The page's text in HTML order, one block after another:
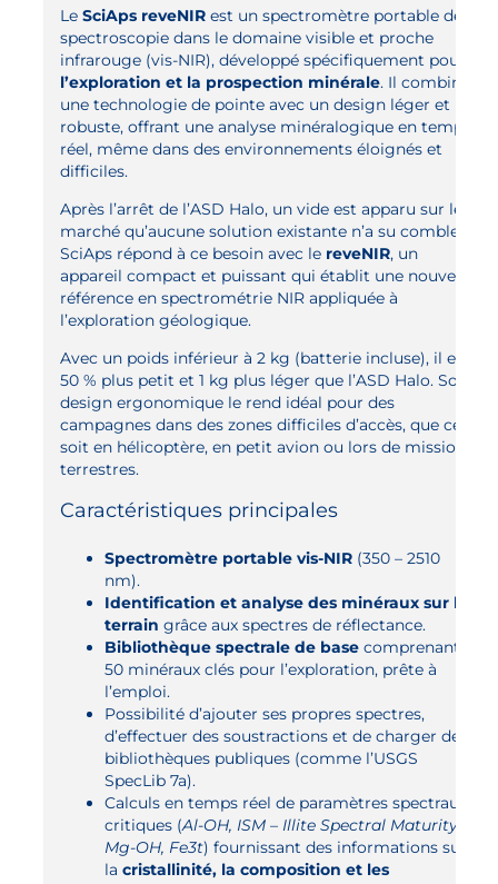
Le SciAps reveNIRest un spectromètre portable de
spectroscopie dans le domaine visible et proche
infrarouge (vis-NIR), développé spécifiquement pour
l’exploration et la prospection minérale. Il combine
une technologie de pointe avec un design léger et
robuste, offrant une analyse minéralogique en temps
réel, même dans des environnements éloignés et
difficiles.
Après l’arrêt de l’ASD Halo, un vide est apparu sur le
marché qu’aucune solution existante n’a su combler.
SciAps répond à ce besoin avec le reveNIR, un
appareil compact et puissant qui établit une nouvelle
référence en spectrométrie NIR appliquée à
l’exploration géologique.
Avec un poids inférieur à 2 kg (batterie incluse), il est
50 % plus petit et 1 kg plus léger que l’ASD Halo. Son
design ergonomique le rend idéal pour des
campagnes dans des zones difficiles d’accès, que ce
soit en hélicoptère, en petit avion ou lors de missions
terrestres.
Caractéristiques principales
Spectromètre portable vis-NIR(350 – 2510
nm).
Identification et analyse des minéraux sur le
terrain grâce aux spectres de réflectance.
Bibliothèque spectrale de basecomprenant
50 minéraux clés pour l’exploration, prête à
l’emploi.
Possibilité d’ajouter ses propres spectres,
d’effectuer des soustractions et de charger des
bibliothèques publiques (comme l’USGS
SpecLib 7a).
Calculs en temps réel de paramètres spectraux
critiques (Al-OH, ISM – Illite Spectral Maturity,
Mg-OH, Fe3t) fournissant des informations sur
la cristallinité, la composition et les